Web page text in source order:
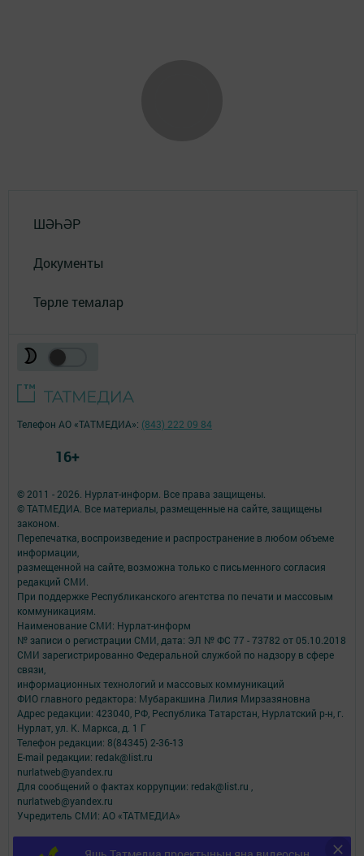
ШӘҺӘР
Документы
Төрле темалар
© 2011 - 2026. Нурлат-⁠информ. Все права защищены.
© ТАТМЕДИА. Все материалы, размещенные на сайте, защищены
законом.
Перепечатка, воспроизведение и распространение в любом объеме
информации,
размещенной на сайте, возможна только с письменного согласия
редакций СМИ.
При поддержке Республиканского агентства по печати и массовым
коммуникациям.
Наименование СМИ: Нурлат-⁠информ
№ записи о регистрации СМИ, дата: ЭЛ № ФС 77 -⁠ 73782 от 05.10.2018
СМИ зарегистрированно Федеральной службой по надзору в сфере
связи,
информационных технологий и массовых коммуникаций
ФИО главного редактора: Мубаракшина Лилия Мирзазяновна
Адрес редакции: 423040, РФ, Республика Татарстан, Нурлатский р-н, г.
Нурлат, ул. К. Маркса, д. 1 Г
Телефон редакции: 8(84345) 2-36-13
E-mail редакции: redak@list.ru
nurlatweb@yandex.ru
Для сообщений о фактах коррупции: redak@list.ru ,
nurlatweb@yandex.ru
Учредитель СМИ: АО «ТАТМЕДИА»
Антикоррупционная политика
Телефон АО «ТАТМЕДИА»: (843) 222 09 84
16+